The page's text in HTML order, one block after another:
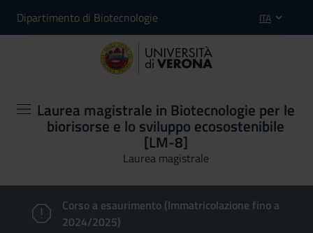
Dipartimento di Biotecnologie ITA
Laurea magistrale in Biotecnologie per le
biorisorse e lo sviluppo ecosostenibile
[LM-8]
Laurea magistrale
Corso a esaurimento (Immatricolazione fino a
2024/2025)